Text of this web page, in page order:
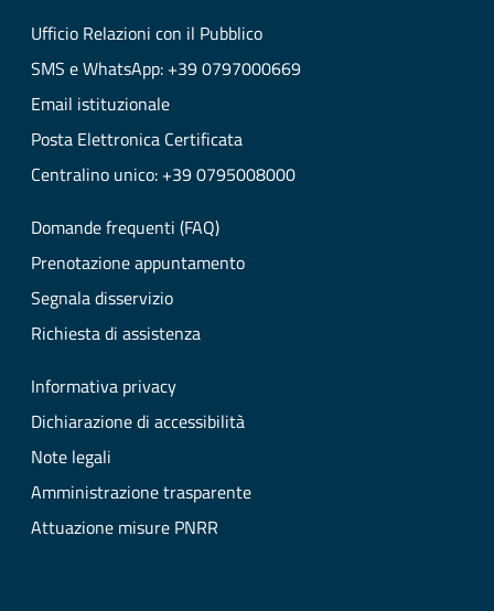
Ufficio Relazioni con il Pubblico
SMS e WhatsApp: +39 0797000669
Email istituzionale
Posta Elettronica Certificata
Centralino unico: +39 0795008000
Domande frequenti (FAQ)
Prenotazione appuntamento
Segnala disservizio
Richiesta di assistenza
Informativa privacy
Dichiarazione di accessibilità
Note legali
Amministrazione trasparente
Attuazione misure PNRR